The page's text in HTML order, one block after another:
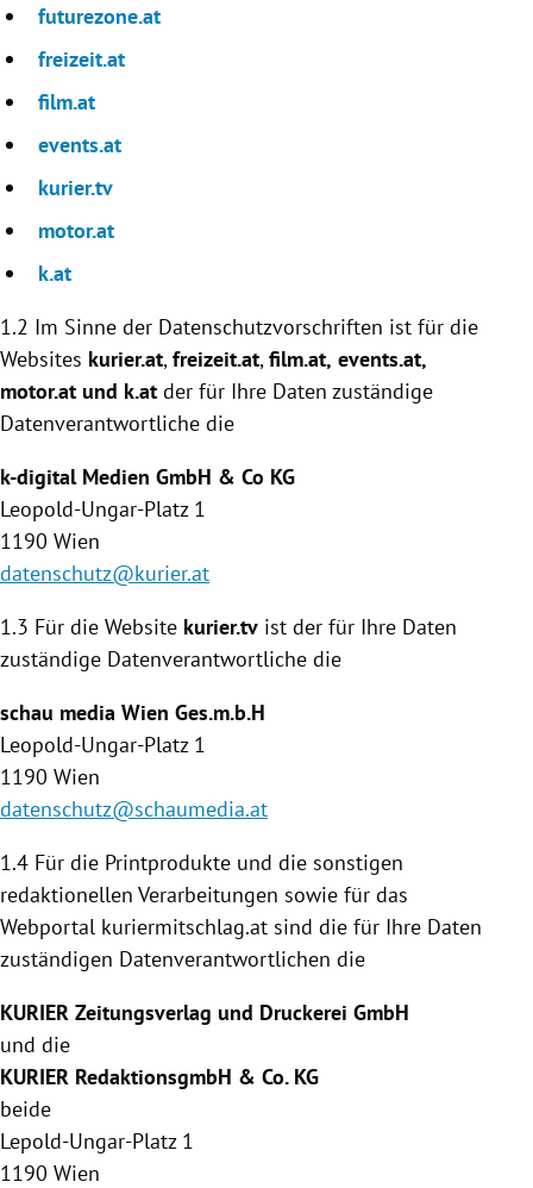
futurezone.at
freizeit.at
film.at
events.at
kurier.tv
motor.at
k.at
1.2 Im Sinne der Datenschutzvorschriften ist für die
Websites kurier.at, freizeit.at, film.at, events.at,
motor.at und k.at der für Ihre Daten zuständige
Datenverantwortliche die
k-digital Medien GmbH & Co KG
Leopold-Ungar-Platz 1
1190 Wien
datenschutz@kurier.at
1.3 Für die Website kurier.tv ist der für Ihre Daten
zuständige Daten­verantwortliche die
schau media Wien Ges.m.b.H
Leopold-Ungar-Platz 1
1190 Wien
datenschutz@schaumedia.at
1.4 Für die Printprodukte und die sonstigen
redaktionellen Verarbeitungen sowie für das
Webportal kuriermitschlag.at sind die für Ihre Daten
zuständigen Datenverantwortlichen die
KURIER Zeitungsverlag und Druckerei GmbH
und die
KURIER RedaktionsgmbH & Co. KG
beide
Lepold-Ungar-Platz 1
1190 Wien